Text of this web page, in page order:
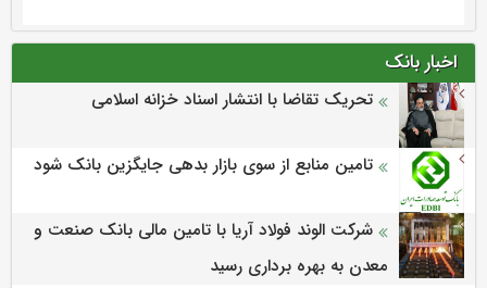
اخبار بانک
تحریک تقاضا با انتشار اسناد خزانه اسلامی
تامین منابع از سوی بازار بدهی جایگزین بانک شود
شرکت الوند فولاد آریا با تامین مالی بانک صنعت و
معدن به بهره برداری رسید